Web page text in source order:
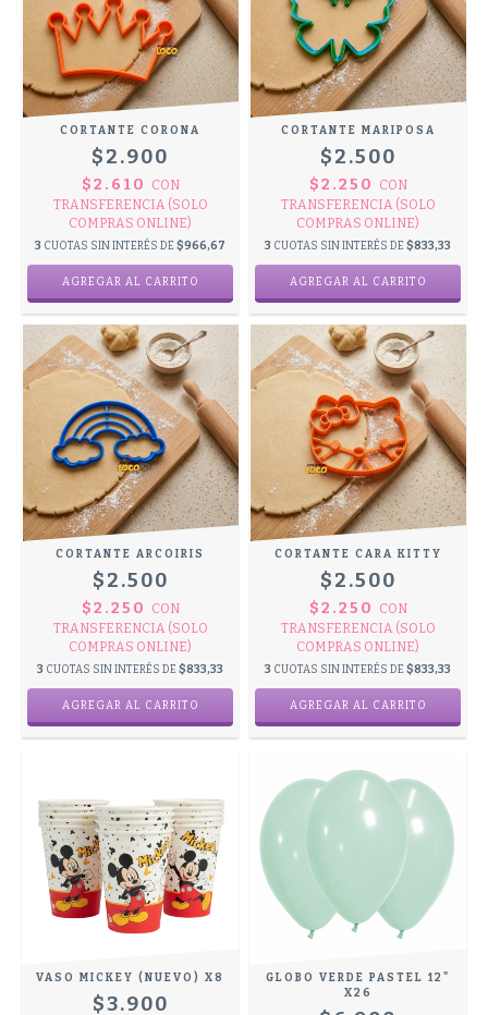
CORTANTE CORONA
$2.900
$2.610
CON
TRANSFERENCIA (SOLO
COMPRAS ONLINE)
3 CUOTAS SIN INTERÉS DE $966,67
CORTANTE MARIPOSA
$2.500
$2.250
CON
TRANSFERENCIA (SOLO
COMPRAS ONLINE)
3 CUOTAS SIN INTERÉS DE $833,33
CORTANTE ARCOIRIS
$2.500
$2.250
CON
TRANSFERENCIA (SOLO
COMPRAS ONLINE)
3 CUOTAS SIN INTERÉS DE $833,33
CORTANTE CARA KITTY
$2.500
$2.250
CON
TRANSFERENCIA (SOLO
COMPRAS ONLINE)
3 CUOTAS SIN INTERÉS DE $833,33
VASO MICKEY (NUEVO) X8
$3.900
GLOBO VERDE PASTEL 12"
X26